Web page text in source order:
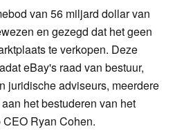
van 56 miljard dollar van
en gezegd dat het geen
te verkopen. Deze
eBay's raad van bestuur,
juridische adviseurs, meerdere
het bestuderen van het
Ryan Cohen.